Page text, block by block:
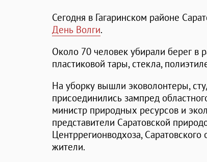
Сегодня в Гагаринском районе
День Волги.
Около 70 человек убирали берег в
пластиковой тары, стекла,
На уборку вышли эковолонтеры,
присоединились зампред
министр природных ресурсов и
представители Саратовской
Центррегионводхоза,
жители.